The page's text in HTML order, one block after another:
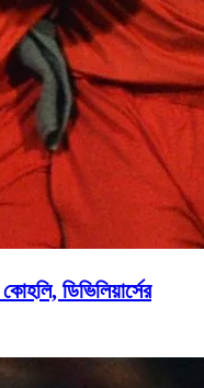
ডিভিলিয়ার্সের